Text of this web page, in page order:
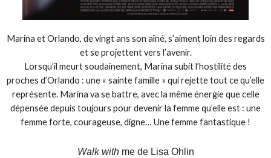
Marina et Orlando, de vingt ans son aîné, s’aiment loin des regards
et se projettent vers l’avenir.
Lorsqu’il meurt soudainement, Marina subit l’hostilité des
proches ­d’Orlando : une « sainte famille » qui rejette tout ce qu’elle
représente. Marina va se battre, avec la même énergie que celle
dépensée depuis toujours pour devenir la femme qu’elle est : une
femme forte, courageuse, digne… Une femme fantastique !
Walk withme de Lisa Ohlin